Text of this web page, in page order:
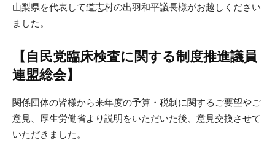
山梨県を代表して道志村の出羽和平議長様がお越しください
ました。
【自民党臨床検査に関する制度推進議員
連盟総会】
関係団体の皆様から来年度の予算・税制に関するご要望やご
意見、厚生労働省より説明をいただいた後、意見交換させて
いただきました。